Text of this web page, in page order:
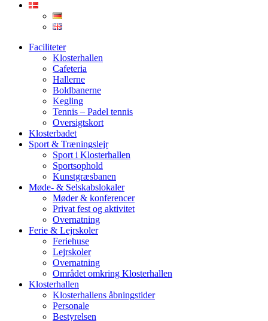
Faciliteter
Klosterhallen
Cafeteria
Hallerne
Boldbanerne
Kegling
Tennis – Padel tennis
Oversigtskort
Klosterbadet
Sport & Træningslejr
Sport i Klosterhallen
Sportsophold
Kunstgræsbanen
Møde- & Selskabslokaler
Møder & konferencer
Privat fest og aktivitet
Overnatning
Ferie & Lejrskoler
Feriehuse
Lejrskoler
Overnatning
Området omkring Klosterhallen
Klosterhallen
Klosterhallens åbningstider
Personale
Bestyrelsen